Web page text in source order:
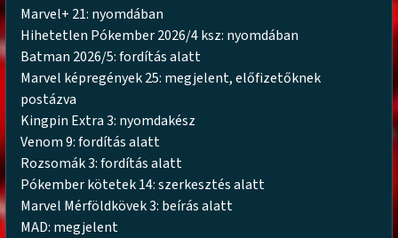
Marvel+ 21: nyomdában
Hihetetlen Pókember 2026/4 ksz: nyomdában
Batman 2026/5: fordítás alatt
Marvel képregények 25: megjelent, előfizetőknek
postázva
Kingpin Extra 3: nyomdakész
Venom 9: fordítás alatt
Rozsomák 3: fordítás alatt
Pókember kötetek 14: szerkesztés alatt
Marvel Mérföldkövek 3: beírás alatt
MAD: megjelent